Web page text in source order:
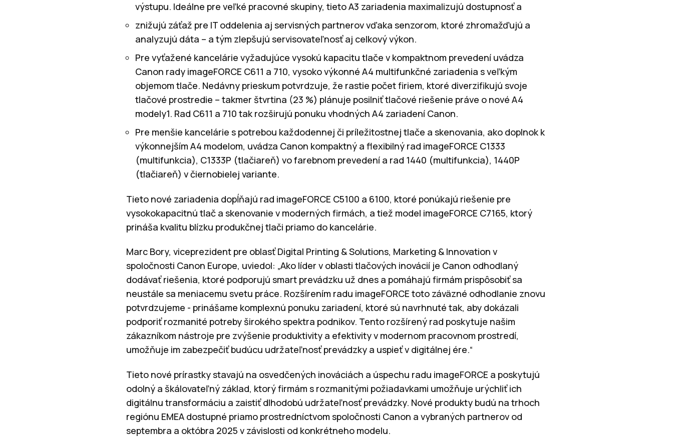
výstupu. Ideálne pre veľké pracovné skupiny, tieto A3 zariadenia maximalizujú dostupnosť a
znižujú záťaž pre IT oddelenia aj servisných partnerov vďaka senzorom, ktoré zhromažďujú a
analyzujú dáta – a tým zlepšujú servisovateľnosť aj celkový výkon.
Pre vyťažené kancelárie vyžadujúce vysokú kapacitu tlače v kompaktnom prevedení uvádza
Canon rady imageFORCE C611 a 710, vysoko výkonné A4 multifunkčné zariadenia s veľkým
objemom tlače. Nedávny prieskum potvrdzuje, že rastie počet firiem, ktoré diverzifikujú svoje
tlačové prostredie – takmer štvrtina (23 %) plánuje posilniť tlačové riešenie práve o nové A4
modely1. Rad C611 a 710 tak rozširujú ponuku vhodných A4 zariadení Canon.
Pre menšie kancelárie s potrebou každodennej či príležitostnej tlače a skenovania, ako doplnok k
výkonnejším A4 modelom, uvádza Canon kompaktný a flexibilný rad imageFORCE C1333
(multifunkcia), C1333P (tlačiareň) vo farebnom prevedení a rad 1440 (multifunkcia), 1440P
(tlačiareň) v čiernobielej variante.
Tieto nové zariadenia dopĺňajú rad imageFORCE C5100 a 6100, ktoré ponúkajú riešenie pre
vysokokapacitnú tlač a skenovanie v moderných firmách, a tiež model imageFORCE C7165, ktorý
prináša kvalitu blízku produkčnej tlači priamo do kancelárie.
Marc Bory, viceprezident pre oblasť Digital Printing & Solutions, Marketing & Innovation v
spoločnosti Canon Europe, uviedol: „Ako líder v oblasti tlačových inovácií je Canon odhodlaný
dodávať riešenia, ktoré podporujú smart prevádzku už dnes a pomáhajú firmám prispôsobiť sa
neustále sa meniacemu svetu práce. Rozšírením radu imageFORCE toto záväzné odhodlanie znovu
potvrdzujeme - prinášame komplexnú ponuku zariadení, ktoré sú navrhnuté tak, aby dokázali
podporiť rozmanité potreby širokého spektra podnikov. Tento rozšírený rad poskytuje našim
zákazníkom nástroje pre zvýšenie produktivity a efektivity v modernom pracovnom prostredí,
umožňuje im zabezpečiť budúcu udržateľnosť prevádzky a uspieť v digitálnej ére.“
Tieto nové prírastky stavajú na osvedčených inováciách a úspechu radu imageFORCE a poskytujú
odolný a škálovateľný základ, ktorý firmám s rozmanitými požiadavkami umožňuje urýchliť ich
digitálnu transformáciu a zaistiť dlhodobú udržateľnosť prevádzky. Nové produkty budú na trhoch
regiónu EMEA dostupné priamo prostredníctvom spoločnosti Canon a vybraných partnerov od
septembra a októbra 2025 v závislosti od konkrétneho modelu.